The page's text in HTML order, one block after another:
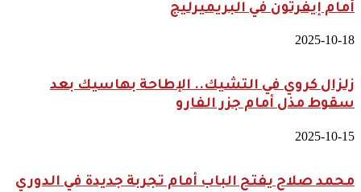
أمام إيفرتون في البريميرليج
2025-10-18
زلزال كروي في التشيك.. الإطاحة بهاسيك بعد
سقوط مذل أمام جزر الفارو
2025-10-15
محمد صلاح يفتح الباب أمام تجربة جديدة في الدوري